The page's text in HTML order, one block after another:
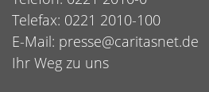
Telefax: 0221 2010-100
E-Mail: presse@caritasnet.de
Ihr Weg zu uns